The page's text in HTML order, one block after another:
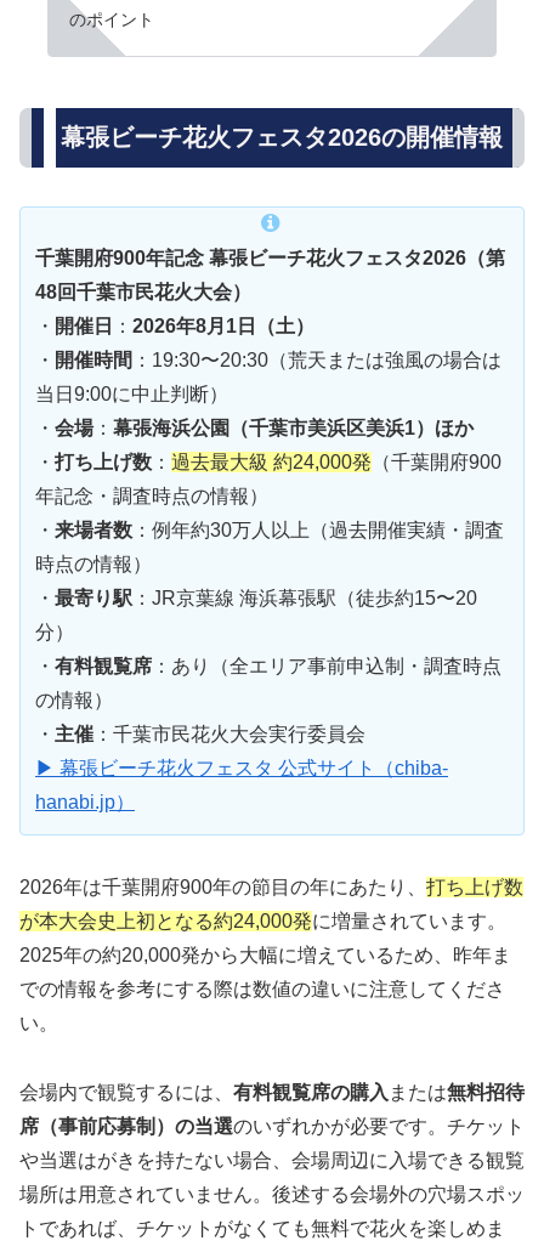
のポイント
幕張ビーチ花火フェスタ2026の開催情報
千葉開府900年記念 幕張ビーチ花火フェスタ2026（第
48回千葉市民花火大会）
・ 開催日 ： 2026年8月1日（土）
・ 開催時間 ：19:30〜20:30（荒天または強風の場合は
当日9:00に中止判断）
・ 会場： 幕張海浜公園（千葉市美浜区美浜1）ほか
・ 打ち上げ数 ： 過去最大級 約24,000発 （千葉開府900
年記念・調査時点の情報）
・ 来場者数 ：例年約30万人以上（過去開催実績・調査
時点の情報）
・ 最寄り駅 ：JR京葉線 海浜幕張駅（徒歩約15〜20
分）
・ 有料観覧席 ：あり（全エリア事前申込制・調査時点
の情報）
・ 主催 ：千葉市民花火大会実行委員会
▶ 幕張ビーチ花火フェスタ 公式サイト（chiba-
hanabi.jp）
2026年は千葉開府900年の節目の年にあたり、 打ち上げ数
が本大会史上初となる約24,000発に増量されています。
2025年の約20,000発から大幅に増えているため、昨年ま
での情報を参考にする際は数値の違いに注意してくださ
い。
会場内で観覧するには、 有料観覧席の購入 または無料招待
席（事前応募制）の当選のいずれかが必要です。チケット
や当選はがきを持たない場合、会場周辺に入場できる観覧
場所は用意されていません。後述する会場外の穴場スポッ
トであれば、チケットがなくても無料で花火を楽しめま